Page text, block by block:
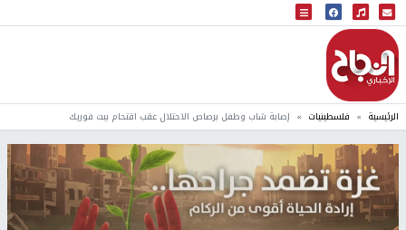
البث المباشر
إذاعة النجاح
الرئيسية فلسطينيات إصابة شاب وطفل برصاص الاحتلال عقب اقتحام بيت فوريك